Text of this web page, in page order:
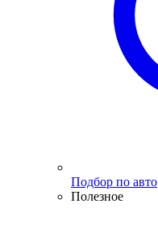
Подбор по авто
Полезное